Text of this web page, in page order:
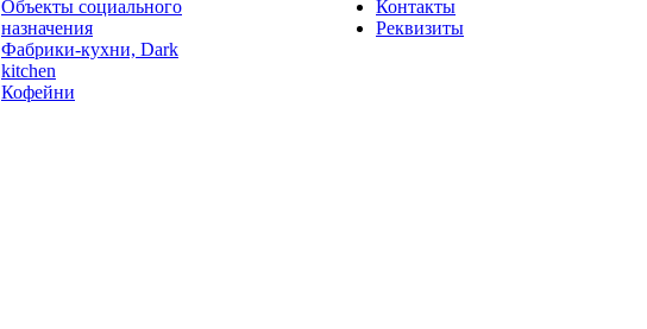
Объекты социального
назначения
Фабрики-кухни, Dark
kitchen
Кофейни
Контакты
Реквизиты